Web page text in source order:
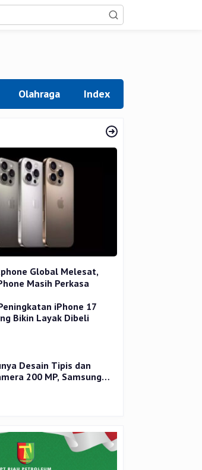
Olahraga Index
Global Melesat,
Masih Perkasa
iPhone 17
Bikin Layak Dibeli
Desain Tipis dan
200 MP, Samsung